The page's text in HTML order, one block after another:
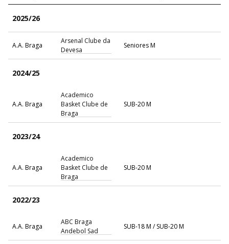
2025/26
A.A. Braga
Arsenal Clube da
Devesa
Seniores M
2024/25
A.A. Braga
Academico
Basket Clube de
Braga
SUB-20 M
2023/24
A.A. Braga
Academico
Basket Clube de
Braga
SUB-20 M
2022/23
A.A. Braga
ABC Braga
Andebol Sad
SUB-18 M / SUB-20 M